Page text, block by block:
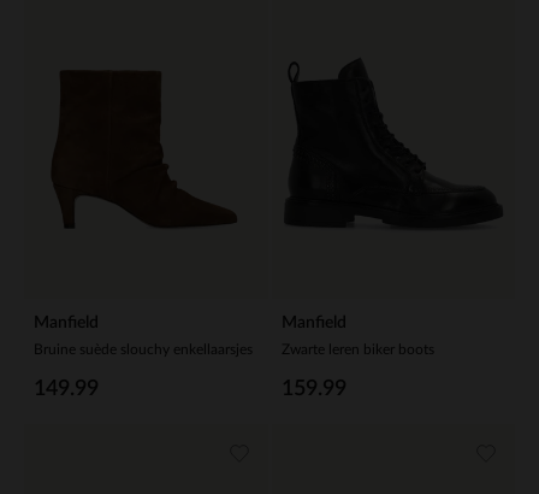
Manfield
Bruine suède slouchy enkellaarsjes
149.99
Manfield
Zwarte leren biker boots
159.99